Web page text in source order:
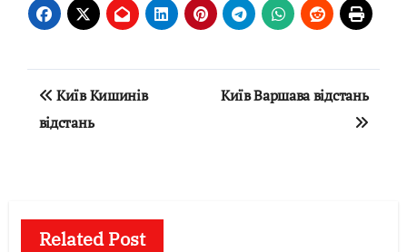
Навігація
записів
Київ Кишинів
відстань
Київ Варшава відстань
Related Post